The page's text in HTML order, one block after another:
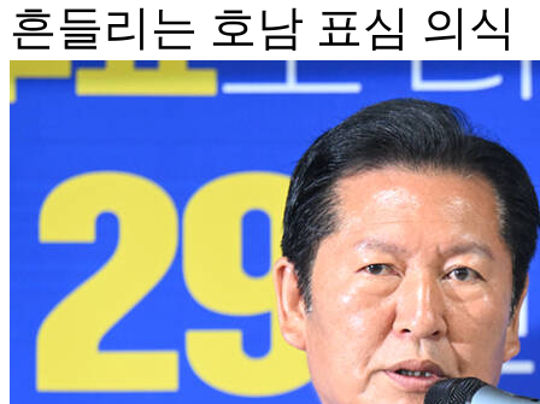
흔들리는 호남 표심 의식